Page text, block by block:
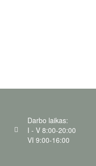
Darbo laikas:
I - V 8:00-20:00
VI 9:00-16:00